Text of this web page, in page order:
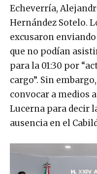
Echeverría,
Hernández Sotelo.
excusaron
que no podían
para la 01:30 por
cargo”. Sin
convocar a medios
Lucerna para decir
ausencia en el